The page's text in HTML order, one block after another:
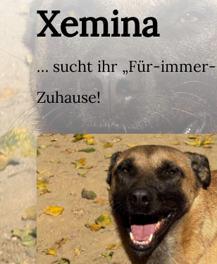
Xemina
… sucht ihr „Für-immer-
Zuhause!